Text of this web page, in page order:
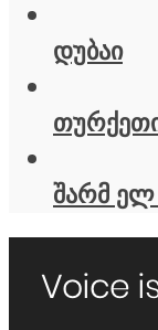
დუბაი
შარმ ელ